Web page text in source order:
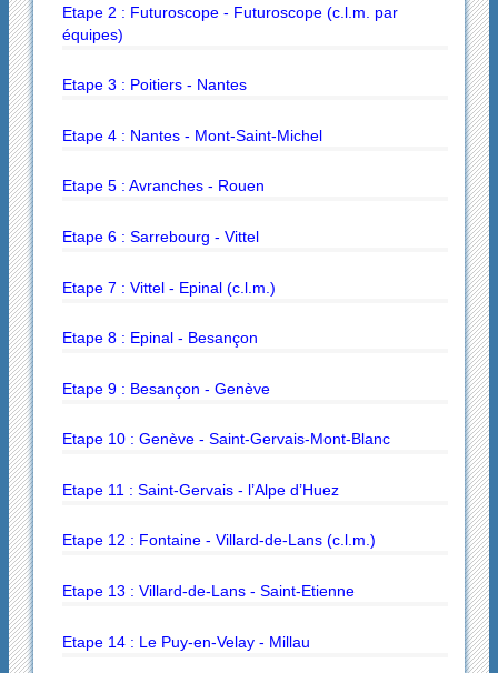
Etape 2 : Futuroscope - Futuroscope (c.l.m. par
équipes)
Etape 3 : Poitiers - Nantes
Etape 4 : Nantes - Mont-Saint-Michel
Etape 5 : Avranches - Rouen
Etape 6 : Sarrebourg - Vittel
Etape 7 : Vittel - Epinal (c.l.m.)
Etape 8 : Epinal - Besançon
Etape 9 : Besançon - Genève
Etape 10 : Genève - Saint-Gervais-Mont-Blanc
Etape 11 : Saint-Gervais - l’Alpe d’Huez
Etape 12 : Fontaine - Villard-de-Lans (c.l.m.)
Etape 13 : Villard-de-Lans - Saint-Etienne
Etape 14 : Le Puy-en-Velay - Millau